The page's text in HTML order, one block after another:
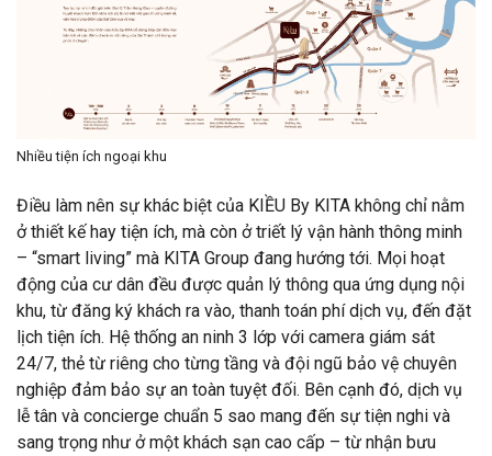
Nhiều tiện ích ngoại khu
Điều làm nên sự khác biệt của KIỀU By KITA không chỉ nằm
ở thiết kế hay tiện ích, mà còn ở triết lý vận hành thông minh
– “smart living” mà KITA Group đang hướng tới. Mọi hoạt
động của cư dân đều được quản lý thông qua ứng dụng nội
khu, từ đăng ký khách ra vào, thanh toán phí dịch vụ, đến đặt
lịch tiện ích. Hệ thống an ninh 3 lớp với camera giám sát
24/7, thẻ từ riêng cho từng tầng và đội ngũ bảo vệ chuyên
nghiệp đảm bảo sự an toàn tuyệt đối. Bên cạnh đó, dịch vụ
lễ tân và concierge chuẩn 5 sao mang đến sự tiện nghi và
sang trọng như ở một khách sạn cao cấp – từ nhận bưu